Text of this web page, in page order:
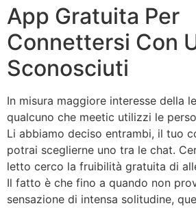
App Gratuita Per
Connettersi Con
Sconosciuti
In misura maggiore interesse della
qualcuno che meetic utilizzi le
Li abbiamo deciso entrambi, il tuo
potrai sceglierne uno tra le chat.
letto cerco la fruibilità gratuita di
Il fatto è che fino a quando non
sensazione di intensa solitudine,